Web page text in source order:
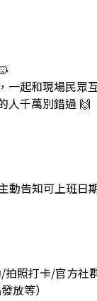
一起和現場民眾
人千萬別錯過 🙌
告知可上班日期
照打卡/官方社
放等）